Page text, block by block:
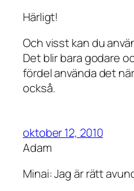
Härligt!
Och visst kan du
Det blir bara godare
fördel använda det
också.
oktober 12, 2010
Adam
Minai: Jag är rätt